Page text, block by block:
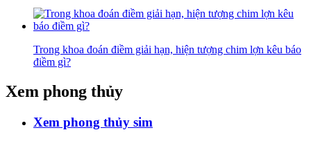
Trong khoa đoán điềm giải hạn, hiện tượng chim lợn kêu báo
điềm gì?
Xem phong thủy
Xem phong thủy sim